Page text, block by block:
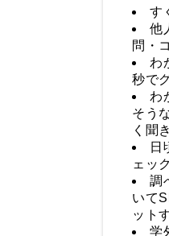
す
他
問・
わ
秒で
わ
そう
く聞
日
ェッ
調
いて
ット
学